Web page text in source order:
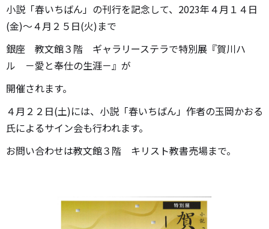
小説「春いちばん」の刊行を記念して、2023年４月１４日
(金)～４月２５日(火)まで
銀座 教文館３階 ギャラリーステラで特別展『賀川ハ
ル －愛と奉仕の生涯－』が
開催されます。
４月２２日(土)には、小説「春いちばん」作者の玉岡かおる
氏によるサイン会も行われます。
お問い合わせは教文館３階 キリスト教書売場まで。